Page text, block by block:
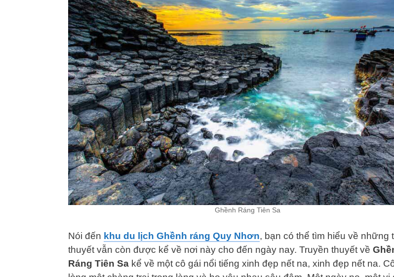
Ghềnh Ráng Tiên Sa
Nói đến khu du lịch Ghềnh ráng Quy Nhơn, bạn có thể tìm hiểu về những
thuyết vẫn còn được kể về nơi này cho đến ngày nay. Truyền thuyết về
Ráng Tiên Sa kể về một cô gái nổi tiếng xinh đẹp nết na, xinh đẹp nết na.